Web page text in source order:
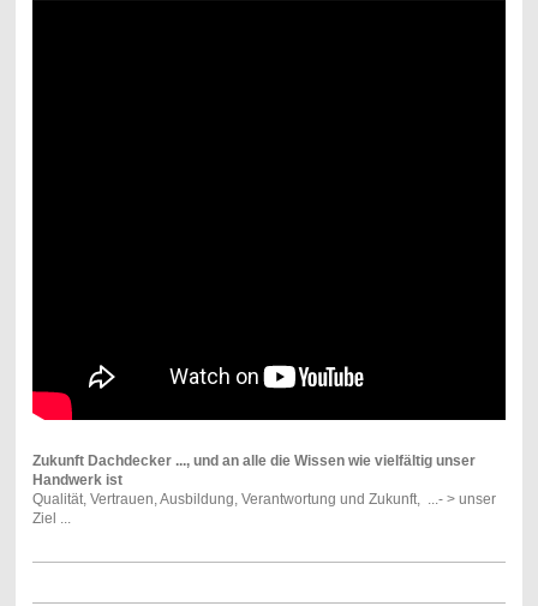
Zukunft Dachdecker ..., und an alle die Wissen wie vielfältig unser
Handwerk ist
Qualität, Vertrauen, Ausbildung, Verantwortung und Zukunft, ...- > unser
Ziel ...